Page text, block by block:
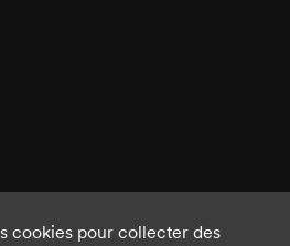
cookies pour collecter des